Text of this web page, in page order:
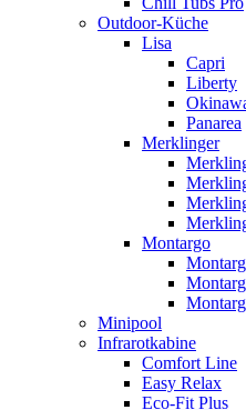
Outdoor-Küche
Lisa
Capri
Liberty
Panarea
Merklinger
Montargo
Minipool
Infrarotkabine
Comfort Line
Easy Relax
Eco-Fit Plus